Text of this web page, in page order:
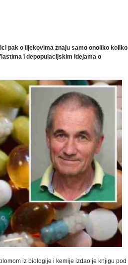
pak o lijekovima znaju samo onoliko koliko
i depopulacijskim idejama o
iz biologije i kemije izdao je knjigu pod